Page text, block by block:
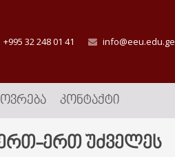
+995 32 248 01 41 info@eeu.edu.ge
ᲙᲝᲜᲢᲐᲥᲢᲘ
ერთ უძველეს